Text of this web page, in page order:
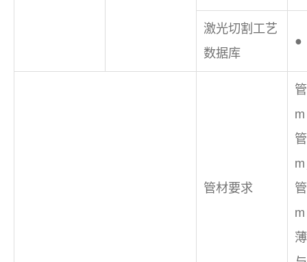
激光切割工艺
数据库
●
管材要求
m
m